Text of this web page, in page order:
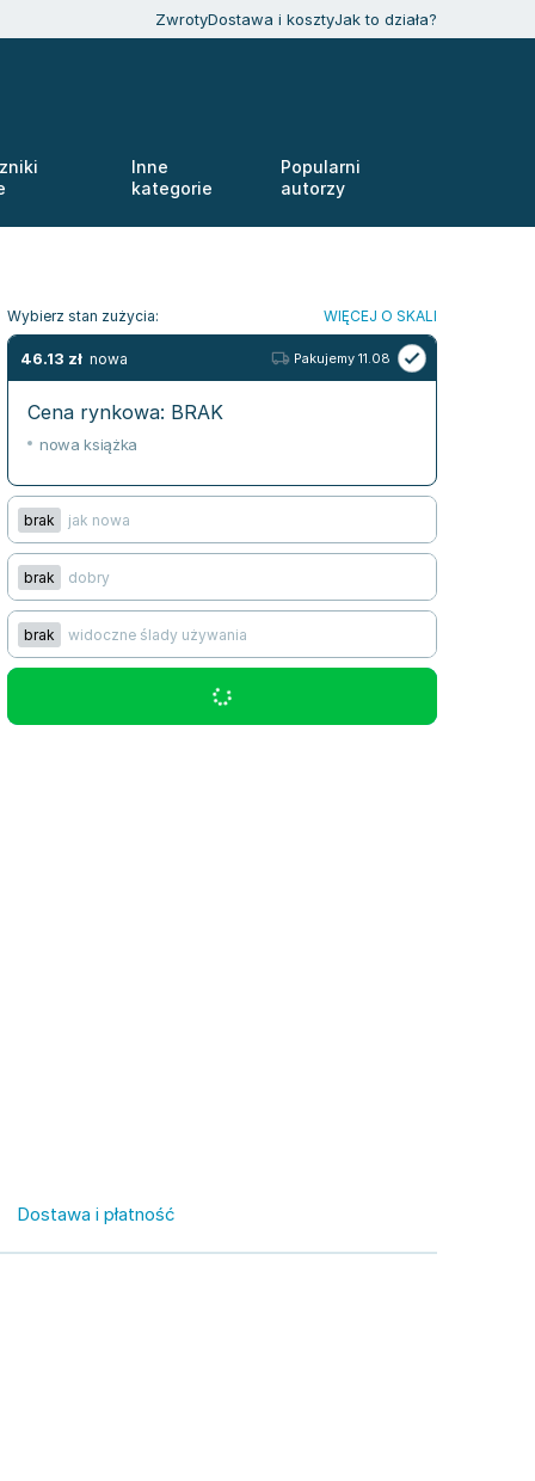
ZwrotyDostawa i kosztyJak to działa?
Inne
kategorie
Popularni
autorzy
Wybierz stan zużycia: WIĘCEJ O SKALI
46.13 zł nowa Pakujemy 11.08
Cena rynkowa: BRAK
nowa książka
brak jak nowa
brak dobry
brak widoczne ślady używania
Dostawa i płatność